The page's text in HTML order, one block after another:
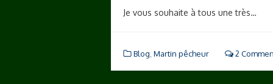
Je vous souhaite à tous une très…
Blog Martin pêcheur 2